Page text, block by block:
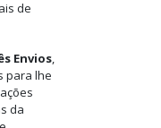
de
Envios,
para lhe
da